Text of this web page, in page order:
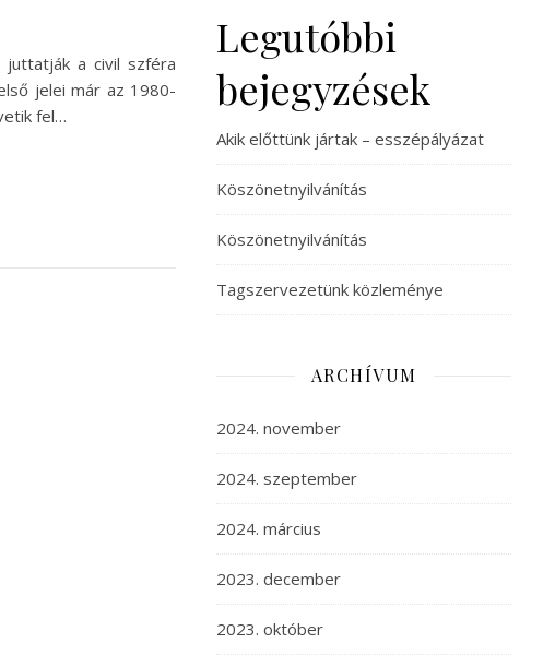
juttatják a civil szféra
jelei már az 1980-
fel…
Legutóbbi
bejegyzések
Akik előttünk jártak – esszépályázat
Köszönetnyilvánítás
Köszönetnyilvánítás
Tagszervezetünk közleménye
ARCHÍVUM
2024. november
2024. szeptember
2024. március
2023. december
2023. október